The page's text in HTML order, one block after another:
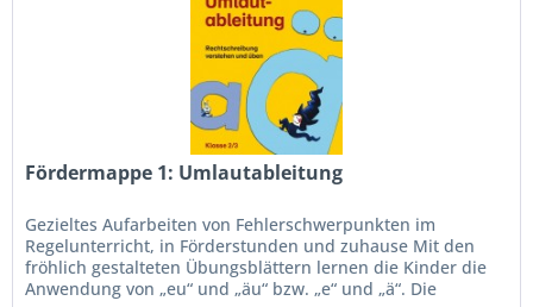
Fördermappe 1: Umlautableitung
Gezieltes Aufarbeiten von Fehlerschwerpunkten im
Regelunterricht, in Förderstunden und zuhause Mit den
fröhlich gestalteten Übungsblättern lernen die Kinder die
Anwendung von „eu“ und „äu“ bzw. „e“ und „ä“. Die